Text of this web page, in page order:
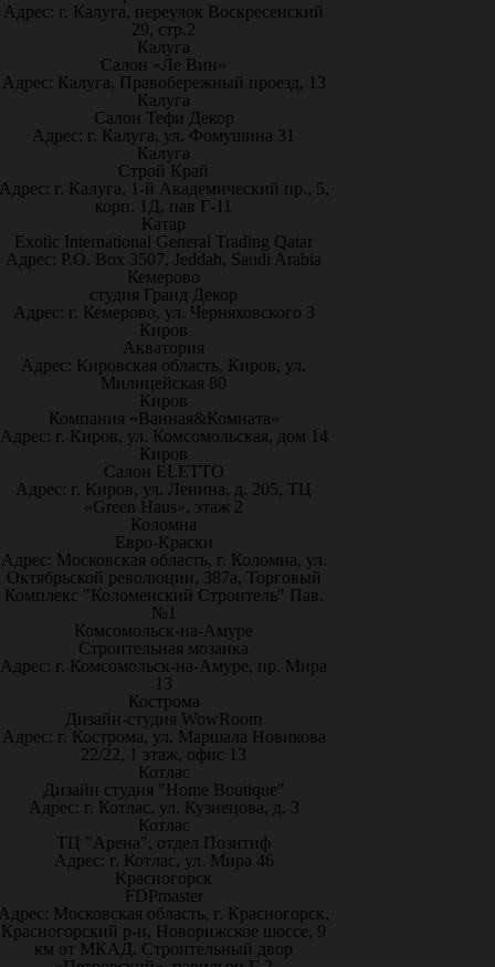
Адрес: г. Калуга, переулок Воскресенский
29, стр.2
Калуга
Салон «Ле Вин»
Адрес: Калуга, Правобережный проезд, 13
Калуга
Салон Тефи Декор
Адрес: г. Калуга, ул. Фомушина 31
Калуга
Строй Край
г. Калуга, 1-й Академический пр., 5,
корп. 1Д, пав Г-11
Катар
Exotic International General Trading Qatar
Адрес: P.O. Box 3507, Jeddah, Saudi Arabia
Кемерово
студия Гранд Декор
Адрес: г. Кемерово, ул. Черняховского 3
Киров
Акватория
Адрес: Кировская область, Киров, ул.
Милицейская 80
Киров
Компания «Ванная&Комната»
Адрес: г. Киров, ул. Комсомольская, дом 14
Киров
Салон ELETTO
Адрес: г. Киров, ул. Ленина, д. 205, ТЦ
«Green Haus», этаж 2
Коломна
Евро-Краски
Адрес: Московская область, г. Коломна, ул.
Октябрьской революции, 387а, Торговый
Комплекс "Коломенский Строитель" Пав.
№1
Комсомольск-на-Амуре
Строительная мозаика
Адрес: г. Комсомольск-на-Амуре, пр. Мира
13
Кострома
Дизайн-студия WowRoom
Адрес: г. Кострома, ул. Маршала Новикова
22/22, 1 этаж, офис 13
Котлас
Дизайн студия "Home Boutique"
Адрес: г. Котлас, ул. Кузнецова, д. 3
Котлас
ТЦ "Арена", отдел Позитиф
Адрес: г. Котлас, ул. Мира 46
Красногорск
FDPmaster
Московская область, г. Красногорск,
Красногорский р-н, Новорижское шоссе, 9
км от МКАД. Строительный двор